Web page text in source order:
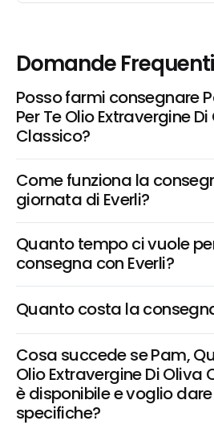
Domande Frequenti
Posso farmi consegnare
Per Te Olio Extravergine
Classico?
Come funziona la
giornata di Everli?
Quanto tempo ci vuole
consegna con Everli?
Quanto costa la
Cosa succede se Pam,
Olio Extravergine Di Oliva
è disponibile e voglio
specifiche?